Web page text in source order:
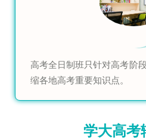
高考全日制班只针对高考阶
缩各地高考重要知识点。
学大高考